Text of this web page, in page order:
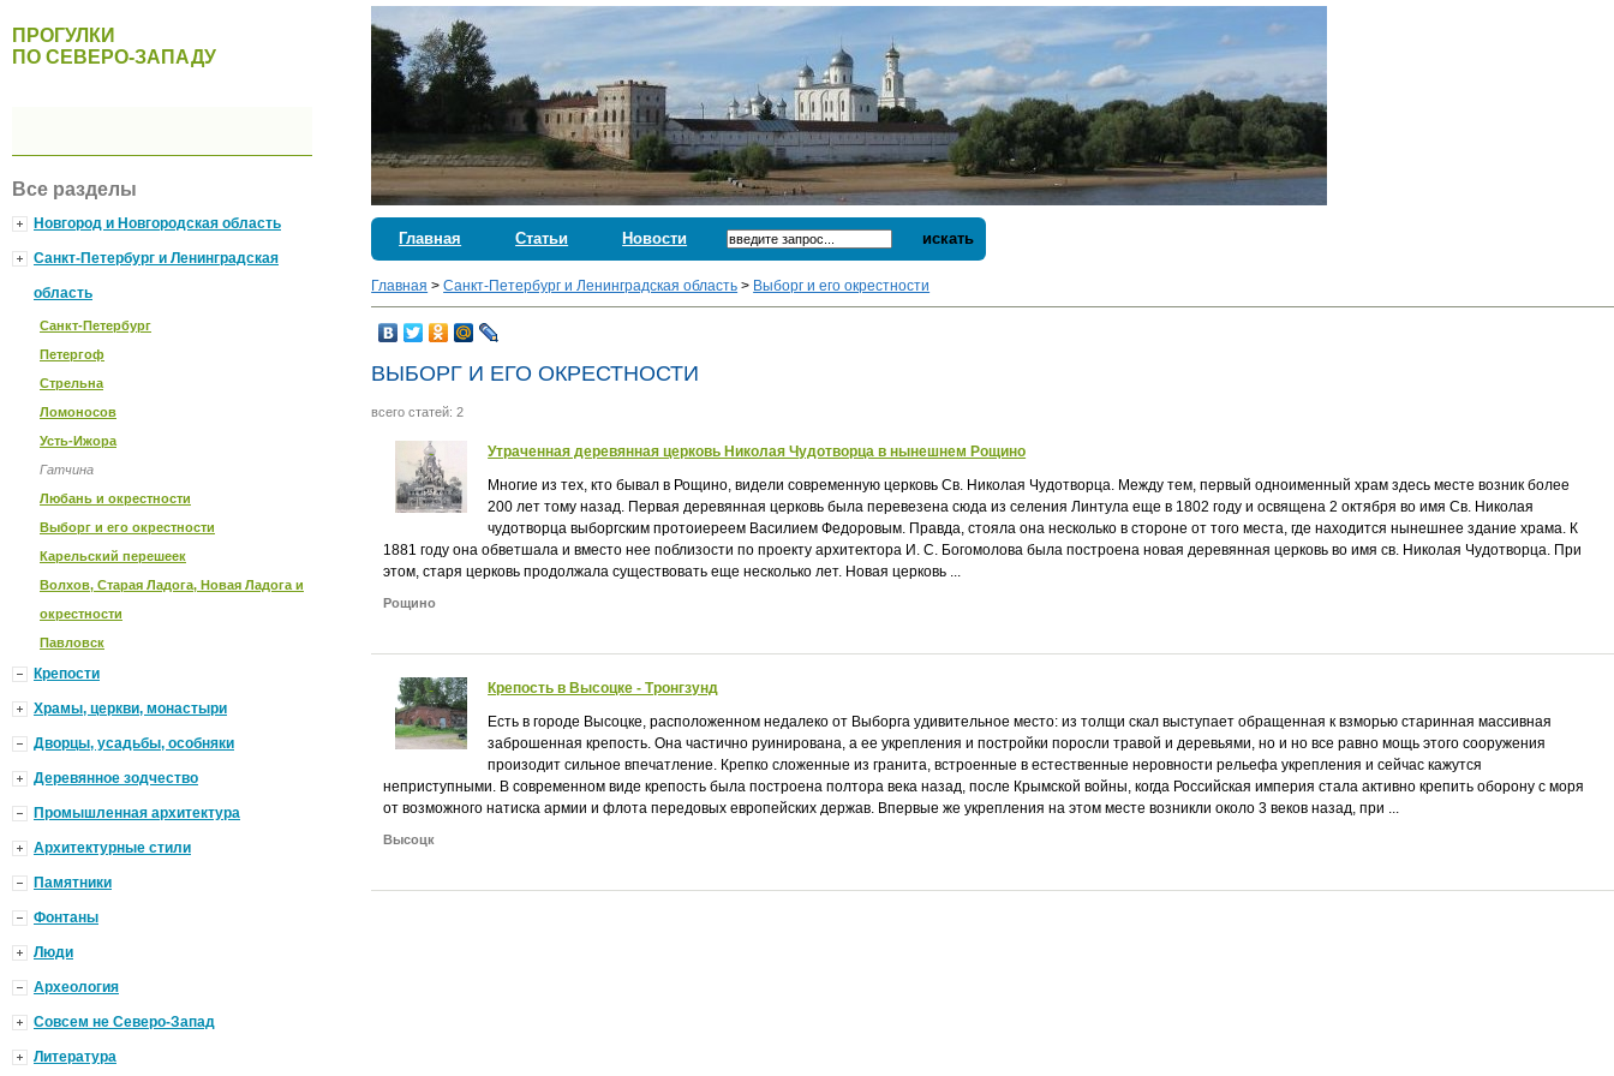
Главная Статьи Новости искать
Главная >Санкт-Петербург и Ленинградская область > Выборг и его окрестности
ВЫБОРГ И ЕГО ОКРЕСТНОСТИ
всего статей: 2
Утраченная деревянная церковь Николая Чудотворца в нынешнем Рощино
Многие из тех, кто бывал в Рощино, видели современную церковь Св. Николая Чудотворца. Между тем, первый одноименный храм здесь месте возник более
200 лет тому назад. Первая деревянная церковь была перевезена сюда из селения Линтула еще в 1802 году и освящена 2 октября во имя Св. Николая
чудотворца выборгским протоиереем Василием Федоровым. Правда, стояла она несколько в стороне от того места, где находится нынешнее здание храма. К
1881 году она обветшала и вместо нее поблизости по проекту архитектора И. С. Богомолова была построена новая деревянная церковь во имя св. Николая Чудотворца. При
этом, старя церковь продолжала существовать еще несколько лет. Новая церковь ...
Рощино
Крепость в Высоцке - Тронгзунд
Есть в городе Высоцке, расположенном недалеко от Выборга удивительное место: из толщи скал выступает обращенная к взморью старинная массивная
заброшенная крепость. Она частично руинирована, а ее укрепления и постройки поросли травой и деревьями, но и но все равно мощь этого сооружения
произодит сильное впечатление. Крепко сложенные из гранита, встроенные в естественные неровности рельефа укрепления и сейчас кажутся
неприступными. В современном виде крепость была построена полтора века назад, после Крымской войны, когда Российская империя стала активно крепить оборону с моря
от возможного натиска армии и флота передовых европейских держав. Впервые же укрепления на этом месте возникли около 3 веков назад, при ...
Высоцк
ПРОГУЛКИ
ПО СЕВЕРО-ЗАПАДУ
Все разделы
Новгород и Новгородская область
Санкт-Петербург и Ленинградская
область
Санкт-Петербург
Петергоф
Стрельна
Ломоносов
Усть-Ижора
Гатчина
Любань и окрестности
Выборг и его окрестности
Карельский перешеек
Волхов, Старая Ладога, Новая Ладога и
окрестности
Павловск
Крепости
Храмы, церкви, монастыри
Дворцы, усадьбы, особняки
Деревянное зодчество
Промышленная архитектура
Архитектурные стили
Памятники
Фонтаны
Люди
Археология
Совсем не Северо-Запад
Литература